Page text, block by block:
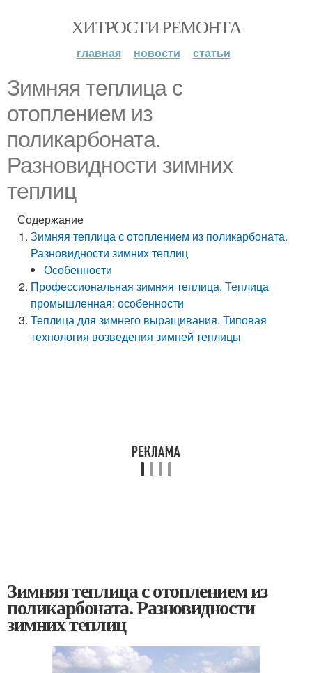
ХИТРОСТИ РЕМОНТА
главная новости статьи
Зимняя теплица с
отоплением из
поликарбоната.
Разновидности зимних
теплиц
Содержание
Зимняя теплица с отоплением из поликарбоната.
Разновидности зимних теплиц
Особенности
Профессиональная зимняя теплица. Теплица
промышленная: особенности
Теплица для зимнего выращивания. Типовая
технология возведения зимней теплицы
Зимняя теплица с отоплением из
поликарбоната. Разновидности
зимних теплиц